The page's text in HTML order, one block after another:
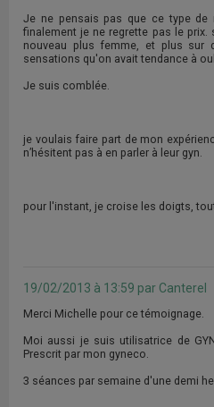
Je ne pensais pas que ce type
finalement je ne regrette pas le
nouveau plus femme, et plus sur
sensations qu'on avait tendance à
Je suis comblée.
je voulais faire part de mon
n’hésitent pas à en parler à leur gyn.
pour l'instant, je croise les doigts,
19/02/2013 à 13:59 par Canterel
Merci Michelle pour ce témoignage.
Moi aussi je suis utilisatrice de
Prescrit par mon gyneco.
3 séances par semaine d'une demi